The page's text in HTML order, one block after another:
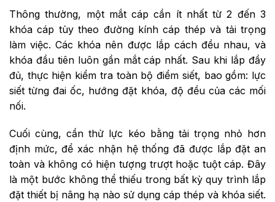
Thông thường, một mắt cáp cần ít nhất từ 2 đến 3
khóa cáp tùy theo đường kính cáp thép và tải trọng
làm việc. Các khóa nên được lắp cách đều nhau, và
khóa đầu tiên luôn gần mắt cáp nhất. Sau khi lắp đầy
đủ, thực hiện kiểm tra toàn bộ điểm siết, bao gồm: lực
siết từng đai ốc, hướng đặt khóa, độ đều của các mối
nối.
Cuối cùng, cần thử lực kéo bằng tải trọng nhỏ hơn
định mức, để xác nhận hệ thống đã được lắp đặt an
toàn và không có hiện tượng trượt hoặc tuột cáp. Đây
là một bước không thể thiếu trong bất kỳ quy trình lắp
đặt thiết bị nâng hạ nào sử dụng cáp thép và khóa siết.